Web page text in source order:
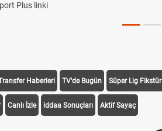
Plus linki
Haberleri TV'de Bugün Süper Lig Fikstür
Canlı İzle iddaa Sonuçları Aktif Sayaç